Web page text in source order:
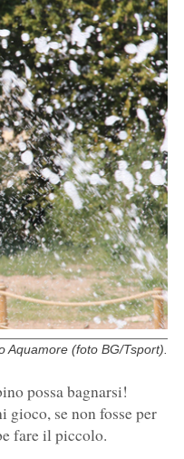
(foto BG/Tsport).
possa bagnarsi!
gioco, se non fosse per
fare il piccolo.